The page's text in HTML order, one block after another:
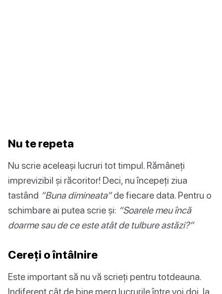
Nu te repeta
Nu scrie aceleași lucruri tot timpul. Rămâneți
imprevizibil și răcoritor! Deci, nu începeți ziua
tastând “Buna dimineata”de fiecare data. Pentru o
schimbare ai putea scrie și: “Soarele meu încă
doarme sau de ce este atât de tulbure astăzi?”
Cereți o întâlnire
Este important să nu vă scrieți pentru totdeauna.
Indiferent cât de bine merg lucrurile între voi doi, la